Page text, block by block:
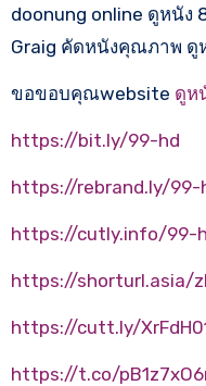
doonung online ดูหนัง
Graig คัดหนังคุณภาพ ดู
ขอขอบคุณwebsite ดูห
https://bit.ly/99-hd
https://rebrand.ly/99-
https://cutly.info/99-
https://shorturl.asia/
https://cutt.ly/
https://t.co/